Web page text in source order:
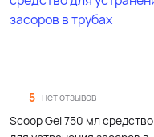
5 нет отзывов
Scoop Gel 750 мл средство